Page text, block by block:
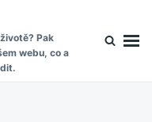
Pak
webu, co a